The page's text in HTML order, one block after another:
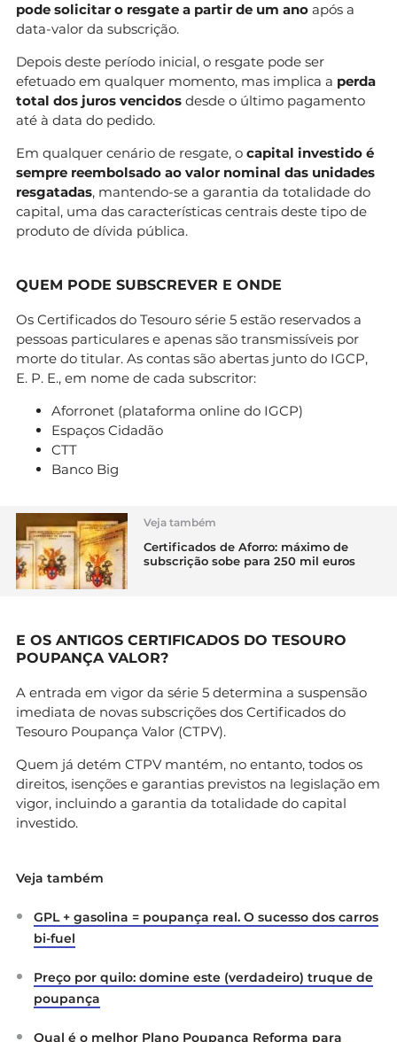
pode solicitar o resgate a partir de um ano após a
data-valor da subscrição.
Depois deste período inicial, o resgate pode ser
efetuado em qualquer momento, mas implica a perda
total dos juros vencidos desde o último pagamento
até à data do pedido.
Em qualquer cenário de resgate, o capital investido é
sempre reembolsado ao valor nominal das unidades
resgatadas, mantendo-se a garantia da totalidade do
capital, uma das características centrais deste tipo de
produto de dívida pública.
QUEM PODE SUBSCREVER E ONDE
Os Certificados do Tesouro série 5 estão reservados a
pessoas particulares e apenas são transmissíveis por
morte do titular. As contas são abertas junto do IGCP,
E. P. E., em nome de cada subscritor:
Aforronet (plataforma online do IGCP)
Espaços Cidadão
CTT
Banco Big
Veja também
Certificados de Aforro: máximo de
subscrição sobe para 250 mil euros
E OS ANTIGOS CERTIFICADOS DO TESOURO
POUPANÇA VALOR?
A entrada em vigor da série 5 determina a suspensão
imediata de novas subscrições dos Certificados do
Tesouro Poupança Valor (CTPV).
Quem já detém CTPV mantém, no entanto, todos os
direitos, isenções e garantias previstos na legislação em
vigor, incluindo a garantia da totalidade do capital
investido.
Veja também
GPL + gasolina = poupança real. O sucesso dos carros
bi-fuel
Preço por quilo: domine este (verdadeiro) truque de
poupança
Qual é o melhor Plano Poupança Reforma para